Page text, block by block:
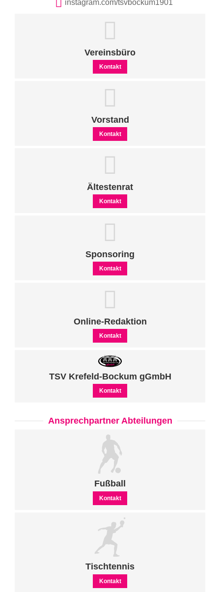
instagram.com/tsvbockum1901
Vereinsbüro
Kontakt
Vorstand
Kontakt
Ältestenrat
Kontakt
Sponsoring
Kontakt
Online-Redaktion
Kontakt
TSV Krefeld-Bockum gGmbH
Kontakt
Ansprechpartner Abteilungen
Fußball
Kontakt
Tischtennis
Kontakt